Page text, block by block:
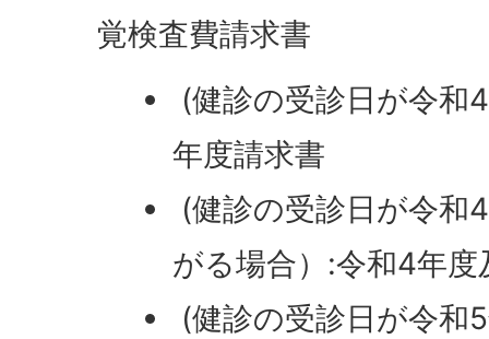
覚検査費請求書
(健診の受診日が令和
年度請求書
(健診の受診日が令和
がる場合）:令和4年
(健診の受診日が令和